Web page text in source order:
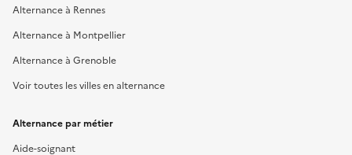
Alternance à Rennes
Alternance à Montpellier
Alternance à Grenoble
Voir toutes les villes en alternance
Alternance par métier
Aide-soignant